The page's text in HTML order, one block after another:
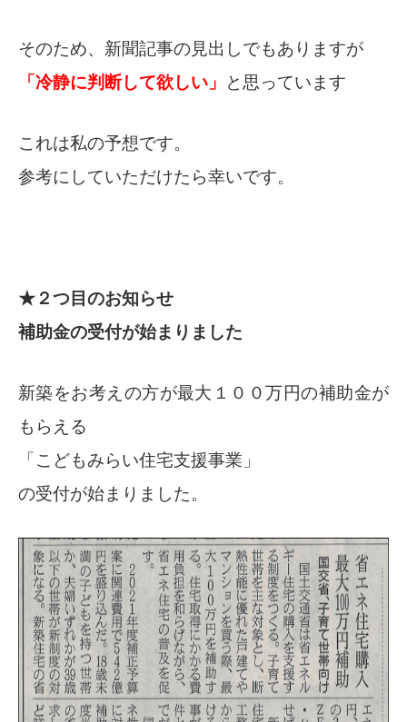
そのため、新聞記事の見出しでもありますが
「冷静に判断して欲しい」
と思っています
これは私の予想です。
参考にしていただけたら幸いです。
★２つ目のお知らせ
補助金の受付が始まりました
新築をお考えの方が最大１００万円の補助金が
もらえる
「こどもみらい住宅支援事業」
の受付が始まりました。